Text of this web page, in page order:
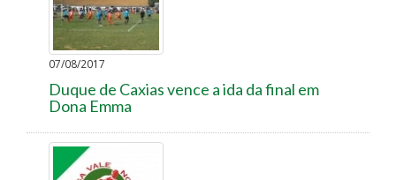
07/08/2017
Duque de Caxias vence a ida da final em
Dona Emma